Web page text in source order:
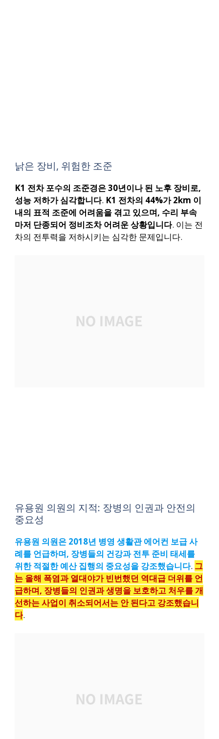
낡은 장비, 위험한 조준
K1 전차 포수의 조준경은 30년이나 된 노후 장비로,
성능 저하가 심각합니다. K1 전차의 44%가 2km 이
내의 표적 조준에 어려움을 겪고 있으며, 수리 부속
마저 단종되어 정비조차 어려운 상황입니다. 이는 전
차의 전투력을 저하시키는 심각한 문제입니다.
유용원 의원의 지적: 장병의 인권과 안전의
중요성
유용원 의원은 2018년 병영 생활관 에어컨 보급 사
례를 언급하며, 장병들의 건강과 전투 준비 태세를
위한 적절한 예산 집행의 중요성을 강조했습니다. 그
는 올해 폭염과 열대야가 빈번했던 역대급 더위를 언
급하며, 장병들의 인권과 생명을 보호하고 처우를 개
선하는 사업이 취소되어서는 안 된다고 강조했습니
다.